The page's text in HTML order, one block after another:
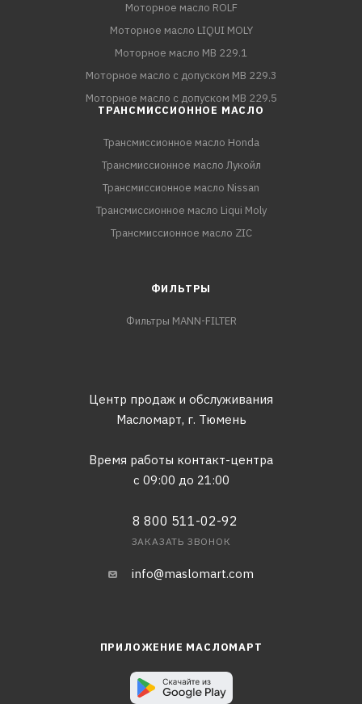
Моторное масло ROLF
Моторное масло LIQUI MOLY
Моторное масло MB 229.1
Моторное масло с допуском MB 229.3
Моторное масло с допуском MB 229.5
ТРАНСМИССИОННОЕ МАСЛО
Трансмиссионное масло Honda
Трансмиссионное масло Лукойл
Трансмиссионное масло Nissan
Трансмиссионное масло Liqui Moly
Трансмиссионное масло ZIC
ФИЛЬТРЫ
Фильтры MANN-FILTER
Центр продаж и обслуживания
Масломарт, г. Тюмень
Время работы контакт-центра
с 09:00 до 21:00
8 800 511-02-92
ЗАКАЗАТЬ ЗВОНОК
info@maslomart.com
ПРИЛОЖЕНИЕ МАСЛОМАРТ